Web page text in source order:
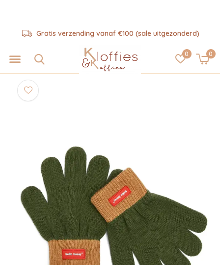
0 0
Gratis verzending vanaf €100 (sale uitgezonderd)